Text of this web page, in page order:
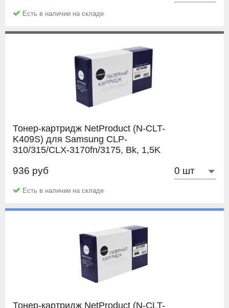
Есть в наличии на складе
Тонер-картридж NetProduct (N-CLT-
K409S) для Samsung CLP-
310/315/CLX-3170fn/3175, Bk, 1,5K
NetProduct
936 руб
Есть в наличии на складе
Тонер-картридж NetProduct (N-CLT-